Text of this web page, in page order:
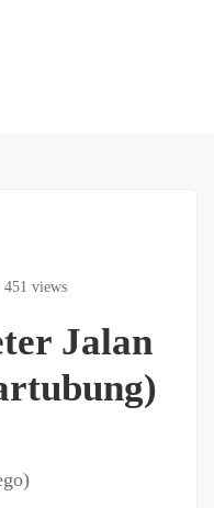
451 views
Jalan